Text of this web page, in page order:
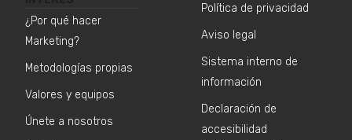
¿Por qué hacer
Marketing?
Metodologías propias
Valores y equipos
Únete a nosotros
Política de privacidad
Aviso legal
Sistema interno de
información
Declaración de
accesibilidad